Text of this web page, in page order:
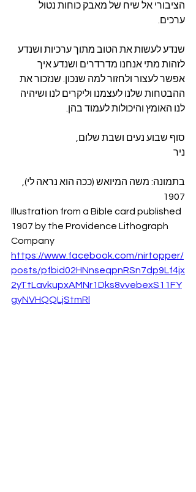
הציבורי אל שיח של מאבק כוחות נטול
ערכים.
שנדע לעשות את הטוב מתוך ערכיות ושנדע
לזהות מתי אנחנו מדרדרים ושנדע איך
אפשר לעצור ולחזור למה שנכון. שנזכור את
ההבטחות שלנו לעצמנו וליקרים לנו ושיהיה
לנו האומץ והיכולות לעמוד בהן.
סוף שבוע נעים ושבת שלום,
ניר
בתמונה: משה המיואש (ככה הוא נראה לי),
1907
Illustration from a Bible card published
1907 by the Providence Lithograph
Company
https://www.facebook.com/nirtopper/
posts/pfbid02HNnseqpnRSn7dp9Lf4jx
2yTtLavkupxAMNr1Dks8vvebexS11FY
gyNVHQQLjStmRl